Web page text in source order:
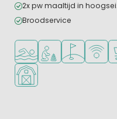
2x pw maaltijd in
Broodservice
Openlucht zwembad
Aanbevolen voor
Golfbaan in
WiFi
Boerderijcamping